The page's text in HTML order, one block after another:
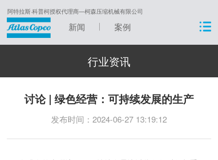
阿特拉斯·科普柯授权代理商—柯森压缩机械有限公司
新闻 案例
行业资讯
讨论 | 绿色经营：可持续发展的生产
发布时间：2024-06-27 13:19:12